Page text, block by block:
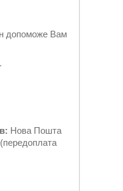
допоможе Вам
Нова Пошта